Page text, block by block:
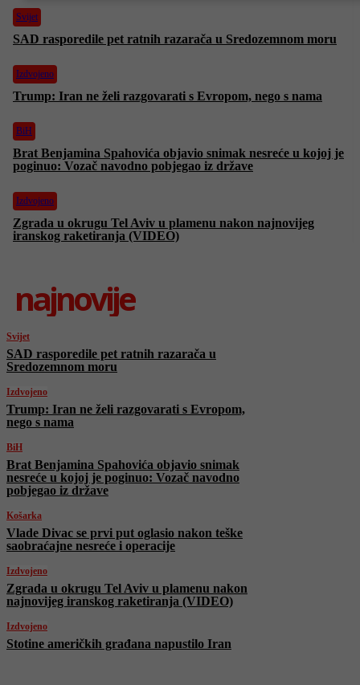
Svijet
SAD rasporedile pet ratnih razarača u Sredozemnom moru
Izdvojeno
Trump: Iran ne želi razgovarati s Evropom, nego s nama
BiH
Brat Benjamina Spahovića objavio snimak nesreće u kojoj je
poginuo: Vozač navodno pobjegao iz države
Izdvojeno
Zgrada u okrugu Tel Aviv u plamenu nakon najnovijeg
iranskog raketiranja (VIDEO)
najnovije
Svijet
SAD rasporedile pet ratnih razarača u
Sredozemnom moru
Izdvojeno
Trump: Iran ne želi razgovarati s Evropom,
nego s nama
BiH
Brat Benjamina Spahovića objavio snimak
nesreće u kojoj je poginuo: Vozač navodno
pobjegao iz države
Košarka
Vlade Divac se prvi put oglasio nakon teške
saobraćajne nesreće i operacije
Izdvojeno
Zgrada u okrugu Tel Aviv u plamenu nakon
najnovijeg iranskog raketiranja (VIDEO)
Izdvojeno
Stotine američkih građana napustilo Iran